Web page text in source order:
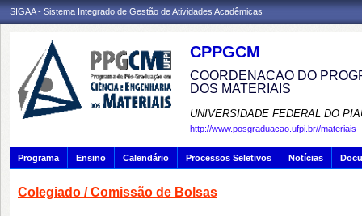
SIGAA - Sistema Integrado de Gestão de Atividades Acadêmicas
CPPGCM
COORDENACAO DO
DOS MATERIAIS
UNIVERSIDADE FEDERAL DO
http://www.posgraduacao.ufpi.br//materiais
Programa Ensino Calendário Processos Seletivos Notícias
Colegiado / Comissão de Bolsas